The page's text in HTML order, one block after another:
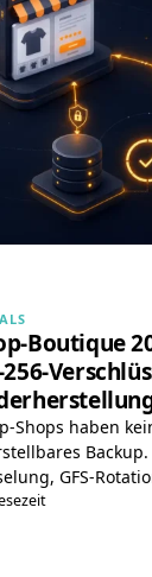
Boutique
256-
Shops haben
Backup.
GFS-
Die